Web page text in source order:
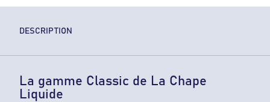
DESCRIPTION
La gamme Classic de La Chape
Liquide